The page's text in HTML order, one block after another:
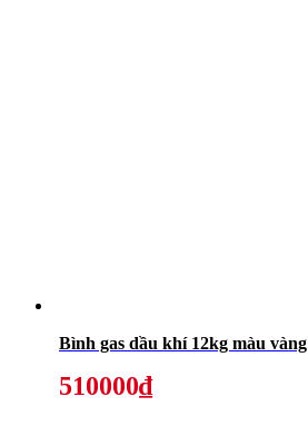
Bình gas dầu khí 12kg màu vàng
510000₫